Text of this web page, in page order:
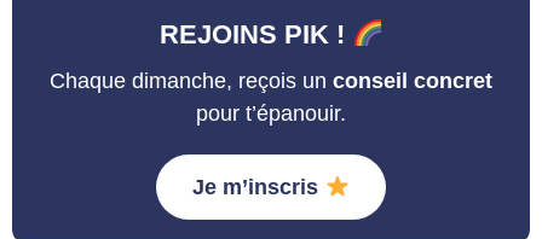
REJOINS PIK !
Chaque dimanche, reçois un conseil concret
pour t’épanouir.
Je m’inscris